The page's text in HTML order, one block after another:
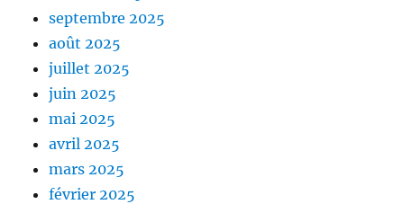
septembre 2025
août 2025
juillet 2025
juin 2025
mai 2025
avril 2025
mars 2025
février 2025